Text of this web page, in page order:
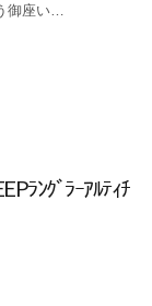
御座い…
ﾗﾝｸﾞﾗｰｱﾙﾃｨﾁ